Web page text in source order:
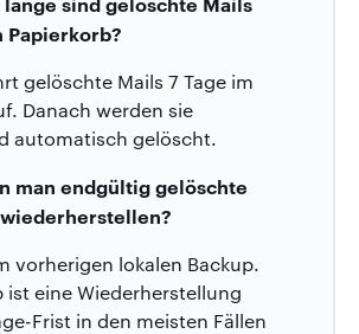
Papierkorb?
gelöschte Mails 7 Tage im
Danach werden sie
automatisch gelöscht.
man endgültig gelöschte
vorherigen lokalen Backup.
ist eine Wiederherstellung
Frist in den meisten Fällen